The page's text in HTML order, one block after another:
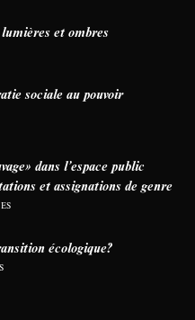
et ombres
sociale au pouvoir
dans l’espace public
et assignations de genre
écologique?